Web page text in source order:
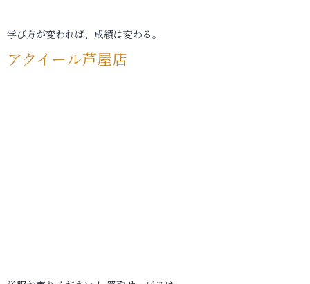
学び方が変われば、成績は変わる。
アクイール芦屋店